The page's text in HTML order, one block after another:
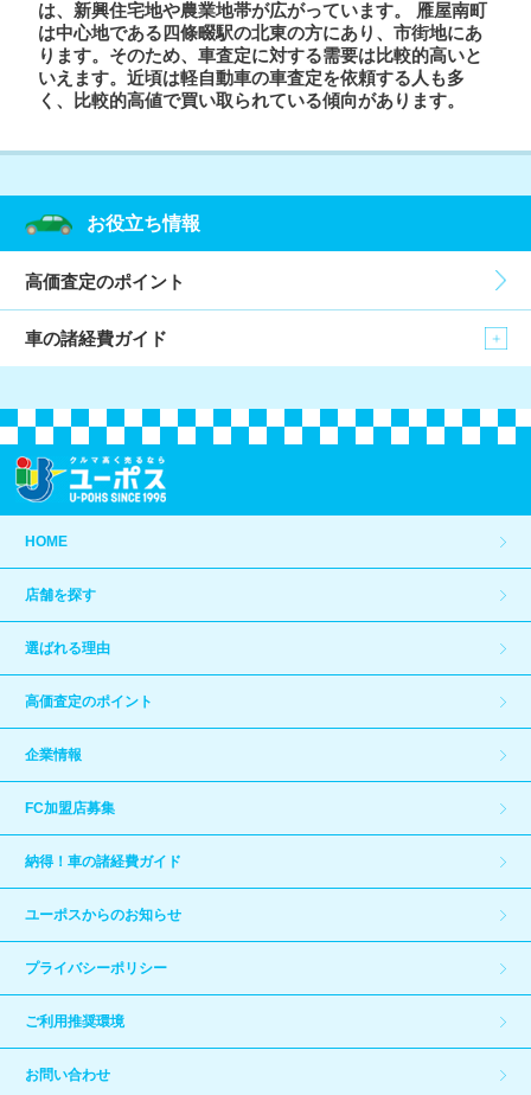
は、新興住宅地や農業地帯が広がっています。 雁屋南町
は中心地である四條畷駅の北東の方にあり、市街地にあ
ります。そのため、車査定に対する需要は比較的高いと
いえます。近頃は軽自動車の車査定を依頼する人も多
く、比較的高値で買い取られている傾向があります。
お役立ち情報
高価査定のポイント
車の諸経費ガイド
HOME
店舗を探す
選ばれる理由
高価査定のポイント
企業情報
FC加盟店募集
納得！車の諸経費ガイド
ユーポスからのお知らせ
プライバシーポリシー
ご利用推奨環境
お問い合わせ